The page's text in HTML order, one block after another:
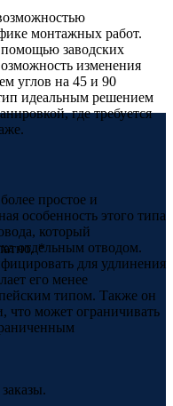
монтажных работ.
заводских
изменения
углов на 45 и 90
идеальным решением
где требуется
простое и
особенность этого типа
который
отдельным отводом.
для удлинения
его менее
типом. Также он
что может ограничивать
*